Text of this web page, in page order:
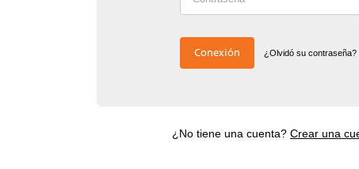
Conexión ¿Olvidó su contraseña?
¿No tiene una cuenta? Crear una